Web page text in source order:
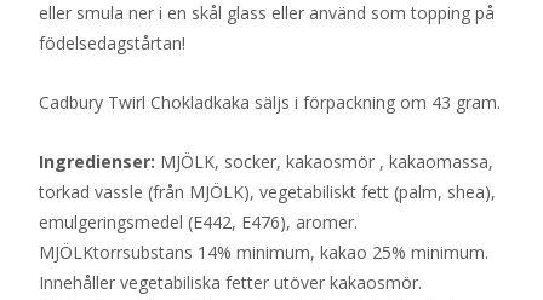
eller smula ner i en skål glass eller använd som topping på
födelsedagstårtan!
Cadbury Twirl Chokladkaka säljs i förpackning om 43 gram.
Ingredienser: MJÖLK, socker, kakaosmör , kakaomassa,
torkad vassle (från MJÖLK), vegetabiliskt fett (palm, shea),
emulgeringsmedel (E442, E476), aromer.
MJÖLKtorrsubstans 14% minimum, kakao 25% minimum.
Innehåller vegetabiliska fetter utöver kakaosmör.